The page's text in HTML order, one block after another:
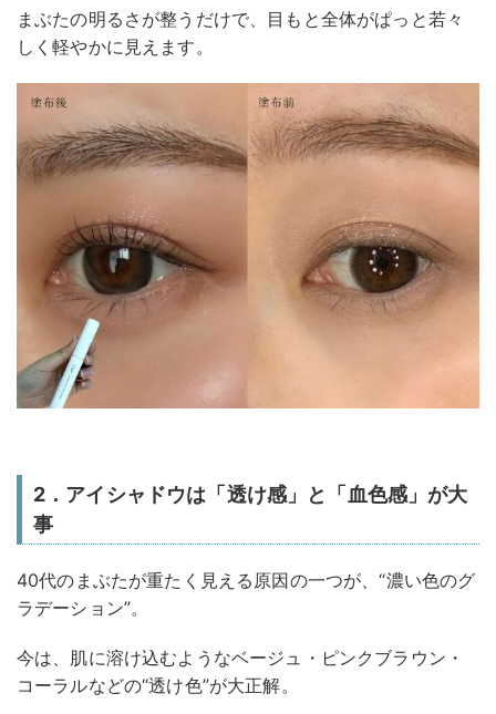
まぶたの明るさが整うだけで、目もと全体がぱっと若々
しく軽やかに見えます。
2．アイシャドウは「透け感」と「血色感」が大
事
40代のまぶたが重たく見える原因の一つが、“濃い色のグ
ラデーション”。
今は、肌に溶け込むようなベージュ・ピンクブラウン・
コーラルなどの“透け色”が大正解。